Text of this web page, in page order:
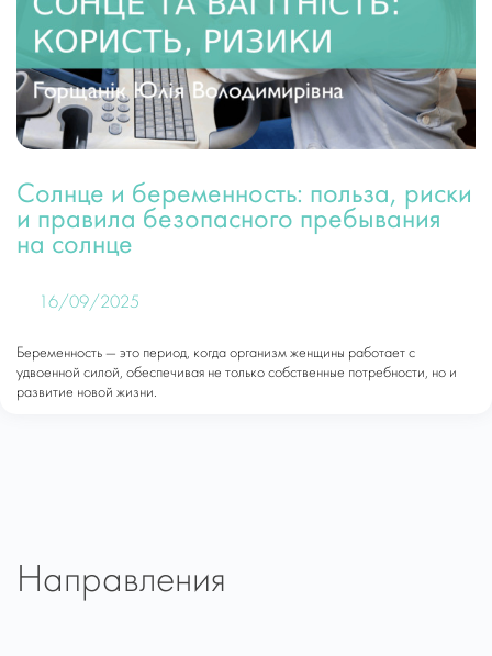
Солнце и беременность: польза, риски
и правила безопасного пребывания
на солнце
16/09/2025
Беременность — это период, когда организм женщины работает с
удвоенной силой, обеспечивая не только собственные потребности, но и
развитие новой жизни.
Направления